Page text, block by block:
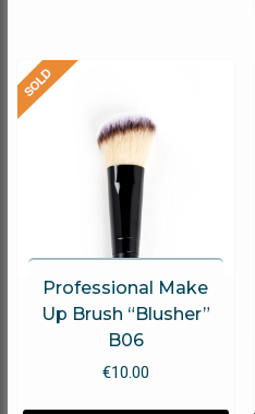
Professional Make
Up Brush “Blusher”
B06
€10.00